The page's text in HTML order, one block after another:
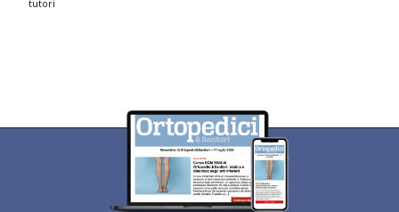
tutori